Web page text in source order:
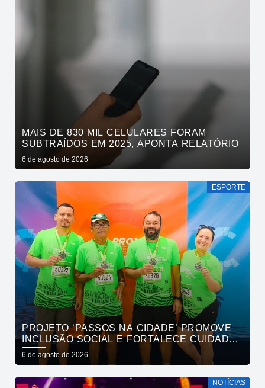
MAIS DE 830 MIL CELULARES FORAM
SUBTRAÍDOS EM 2025, APONTA RELATÓRIO
6 de agosto de 2026
ESPORTE
PROJETO ‘PASSOS NA CIDADE’ PROMOVE
INCLUSÃO SOCIAL E FORTALECE CUIDADO
EM SAÚDE MENTAL POR MEIO DA CORRIDA
6 de agosto de 2026
NOTÍCIAS